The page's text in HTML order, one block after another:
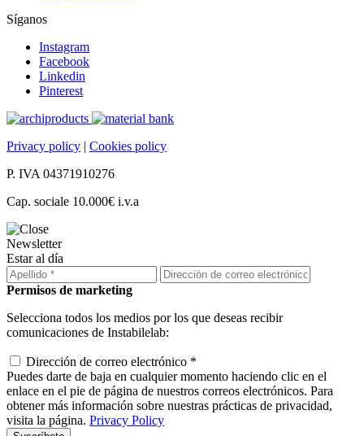
Síganos
Instagram
Facebook
Linkedin
Pinterest
Privacy policy | Cookies policy
P. IVA 04371910276
Cap. sociale 10.000€ i.v.a
Newsletter
Estar al día
Permisos de marketing
Selecciona todos los medios por los que deseas recibir
comunicaciones de Instabilelab:
Dirección de correo electrónico *
Puedes darte de baja en cualquier momento haciendo clic en el
enlace en el pie de página de nuestros correos electrónicos. Para
obtener más información sobre nuestras prácticas de privacidad,
visita la página. Privacy Policy